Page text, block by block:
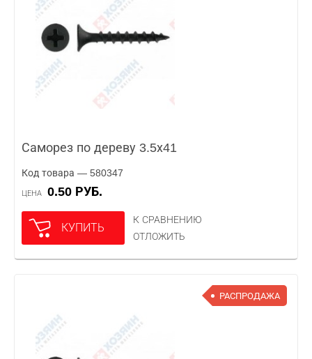
Саморез по дереву 3.5х41
Код товара — 580347
ЦЕНА 0.50 РУБ.
КУПИТЬ
К СРАВНЕНИЮ
ОТЛОЖИТЬ
РАСПРОДАЖА